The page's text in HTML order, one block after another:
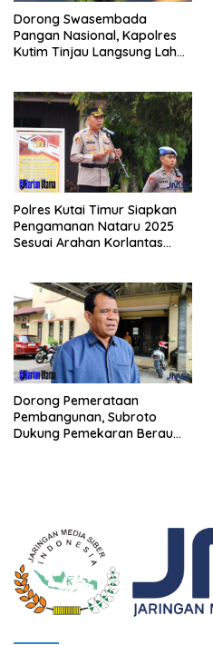
Dorong Swasembada
Pangan Nasional, Kapolres
Kutim Tinjau Langsung Lahan
Polres Kutai Timur Siapkan
Pengamanan Nataru 2025
Sesuai Arahan Korlantas
Dorong Pemerataan
Pembangunan, Subroto
Dukung Pemekaran Berau